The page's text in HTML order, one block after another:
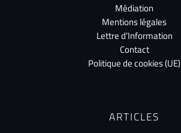
Médiation
Mentions légales
Lettre d’Information
Contact
Politique de cookies (UE)
ARTICLES